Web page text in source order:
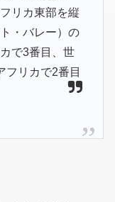
リカ東部を縦
・バレー）の
で3番目、世
フリカで2番目